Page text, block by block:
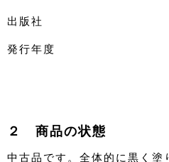
出版社
発行年度
２ 商品の状態
中古品です。全体的に黒く塗